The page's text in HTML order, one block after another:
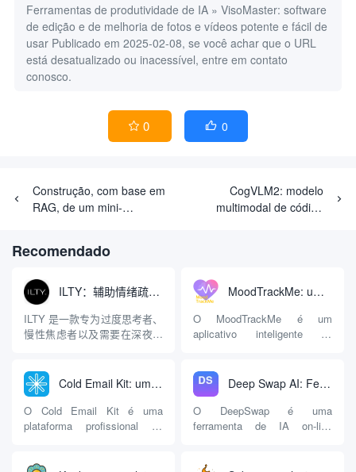
Ferramentas de produtividade de IA » VisoMaster: software
de edição e de melhoria de fotos e vídeos potente e fácil de
usar Publicado em 2025-02-08, se você achar que o URL
está desatualizado ou inacessível, entre em contato
conosco.
 0  0
Construção, com base em
RAG, de um mini-
(projeto piloto)
CogVLM2: modelo
multimodal de código
Recomendado
ILTY：辅助情绪疏导与提供行动建议的AI陪伴工具
ILTY 是一款专为过度思考者、
慢性焦虑者以及需要在深夜倾
“有毒的积极性（Toxic
Positivity）”或只提供“深呼吸”
等同质化建议的软件不同，
ILTY 的核心逻辑是直面现实，
MoodTrackMe: um auxiliar de saúde mental para registrar e analisar as mudanças de humor
O MoodTrackMe é um
aplicativo inteligente de
gerenciamento digital da
saúde mental pessoal. Ele
não é adequado apenas para
pessoas que estão se
Cold Email Kit: uma ferramenta de navegação e plataforma de medição para otimizar a eficácia do marketing por e-mail frio
O Cold Email Kit é uma
plataforma profissional de
Deep Swap AI: Ferramenta online de troca de rostos em vídeos e imagens com IA
O DeepSwap é uma
ferramenta de IA on-line